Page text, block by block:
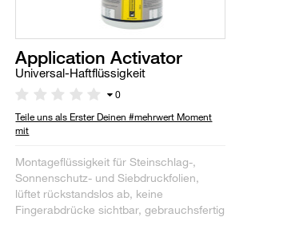
Application Activator
Universal-Haftflüssigkeit
0
Teile uns als Erster Deinen #mehrwert Moment
mit
Montageflüssigkeit für Steinschlag-,
Sonnenschutz- und Siebdruckfolien,
lüftet rückstandslos ab, keine
Fingerabdrücke sichtbar, gebrauchsfertig